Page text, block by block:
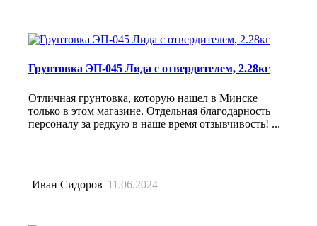
Грунтовка ЭП-045 Лида с отвердителем, 2.28кг
Отличная грунтовка, которую нашел в Минске
только в этом магазине. Отдельная благодарность
персоналу за редкую в наше время отзывчивость! ...
Иван Сидоров 11.06.2024